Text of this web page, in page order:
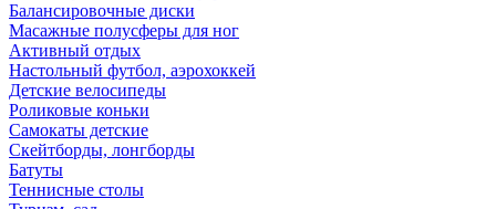
Балансировочные диски
Масажные полусферы для ног
Активный отдых
Настольный футбол, аэрохоккей
Детские велосипеды
Роликовые коньки
Самокаты детские
Скейтборды, лонгборды
Батуты
Теннисные столы